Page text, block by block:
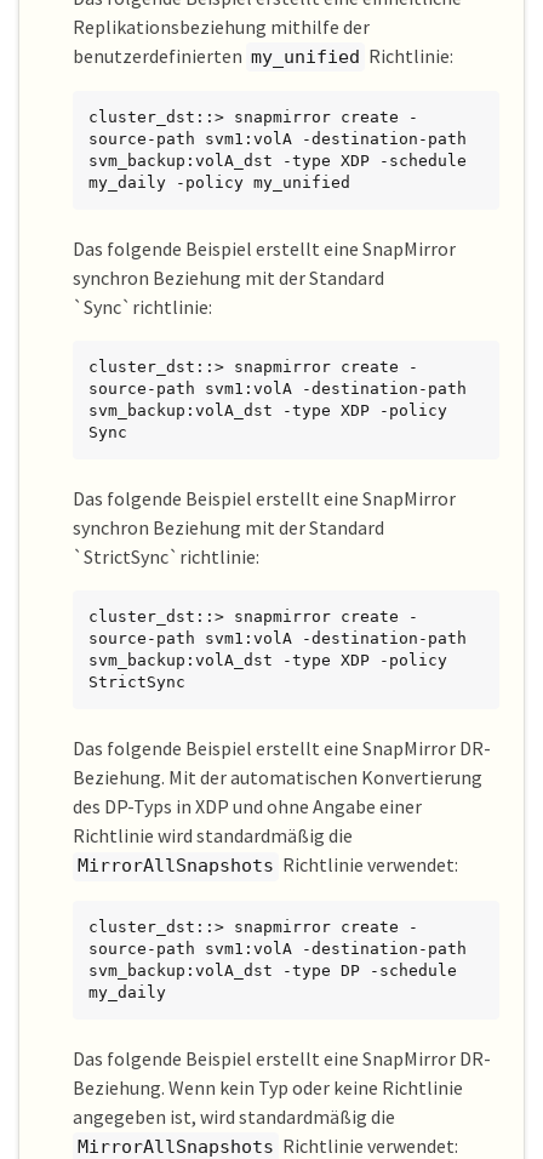
Replikationsbeziehung mithilfe der
benutzerdefinierten my_unified Richtlinie:
cluster_dst::> snapmirror create -
source-path svm1:volA -destination-path
svm_backup:volA_dst -type XDP -schedule
my_daily -policy my_unified
Das folgende Beispiel erstellt eine SnapMirror
synchron Beziehung mit der Standard
`Sync`richtlinie:
cluster_dst::> snapmirror create -
source-path svm1:volA -destination-path
svm_backup:volA_dst -type XDP -policy
Sync
Das folgende Beispiel erstellt eine SnapMirror
synchron Beziehung mit der Standard
`StrictSync`richtlinie:
cluster_dst::> snapmirror create -
source-path svm1:volA -destination-path
svm_backup:volA_dst -type XDP -policy
StrictSync
Das folgende Beispiel erstellt eine SnapMirror DR-
Beziehung. Mit der automatischen Konvertierung
des DP-Typs in XDP und ohne Angabe einer
Richtlinie wird standardmäßig die
MirrorAllSnapshots Richtlinie verwendet:
cluster_dst::> snapmirror create -
source-path svm1:volA -destination-path
svm_backup:volA_dst -type DP -schedule
my_daily
Das folgende Beispiel erstellt eine SnapMirror DR-
Beziehung. Wenn kein Typ oder keine Richtlinie
angegeben ist, wird standardmäßig die
MirrorAllSnapshots Richtlinie verwendet: